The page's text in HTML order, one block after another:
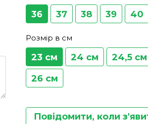
36 37 38 39 40
Розмір в см
23 см 24 см 24,5 см
26 см
Повідомити, коли